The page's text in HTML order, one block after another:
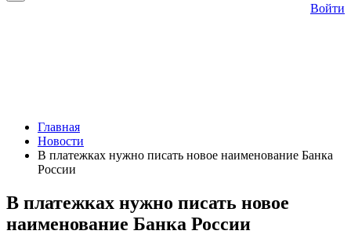
Войти
Главная
Новости
В платежках нужно писать новое наименование Банка
России
В платежках нужно писать новое
наименование Банка России